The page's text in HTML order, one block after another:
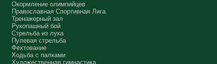
Окормление олимпийцев
Православная Спортивная Лига
Тренажерный зал
Рукопашный бой
Стрельба из лука
Пулевая стрельба
Фехтование
Ходьба с палками
Художественная гимнастика